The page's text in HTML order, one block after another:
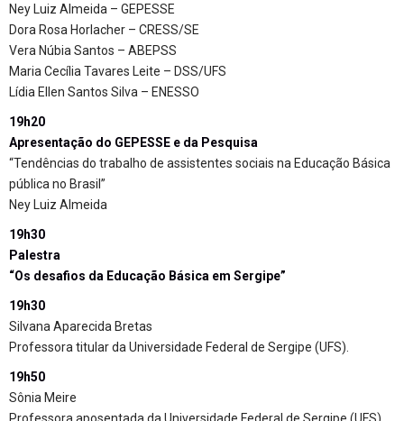
Ney Luiz Almeida – GEPESSE
Dora Rosa Horlacher – CRESS/SE
Vera Núbia Santos – ABEPSS
Maria Cecília Tavares Leite – DSS/UFS
Lídia Ellen Santos Silva – ENESSO
19h20
Apresentação do GEPESSE e da Pesquisa
“Tendências do trabalho de assistentes sociais na Educação Básica
pública no Brasil”
Ney Luiz Almeida
19h30
Palestra
“Os desafios da Educação Básica em Sergipe”
19h30
Silvana Aparecida Bretas
Professora titular da Universidade Federal de Sergipe (UFS).
19h50
Sônia Meire